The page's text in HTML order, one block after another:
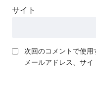
サイト
次回のコメントで使用
メールアドレス、サイ